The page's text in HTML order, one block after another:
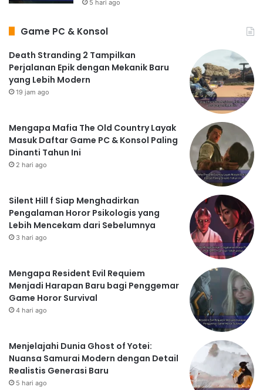
5 hari ago
Game PC & Konsol
Death Stranding 2 Tampilkan
Perjalanan Epik dengan Mekanik Baru
yang Lebih Modern
19 jam ago
Mengapa Mafia The Old Country Layak
Masuk Daftar Game PC & Konsol Paling
Dinanti Tahun Ini
2 hari ago
Silent Hill f Siap Menghadirkan
Pengalaman Horor Psikologis yang
Lebih Mencekam dari Sebelumnya
3 hari ago
Mengapa Resident Evil Requiem
Menjadi Harapan Baru bagi Penggemar
Game Horor Survival
4 hari ago
Menjelajahi Dunia Ghost of Yotei:
Nuansa Samurai Modern dengan Detail
Realistis Generasi Baru
5 hari ago